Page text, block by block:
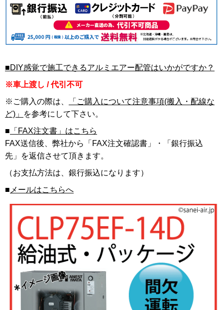
■DIY感覚で施工できるアルミエアー配管はいかがですか？
※車上渡し / 代引不可
※ご購入の際は、
「ご購入について注意事項(搬入・配線な
ど)」
を参考にして下さい。
■ 「FAX注文書」はこちら
FAX送信後、弊社から「FAX注文確認書」・「銀行振込
先」を返信させて頂きます。
（お支払方法は、銀行振込になります）
■ メールはこちらへ